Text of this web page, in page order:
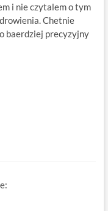
i nie czytalem o tym
Chetnie
baerdziej precyzyjny